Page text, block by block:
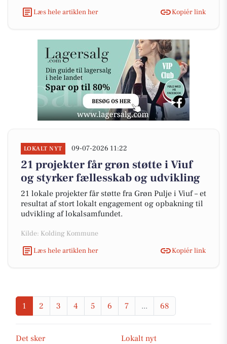
Læs hele artiklen her
Kopiér link
LOKALT NYT 09-07-2026 11:22
21 projekter får grøn støtte i Viuf
og styrker fællesskab og udvikling
21 lokale projekter får støtte fra Grøn Pulje i Viuf – et
resultat af stort lokalt engagement og opbakning til
udvikling af lokalsamfundet.
Kilde: Kolding Kommune
Læs hele artiklen her
Kopiér link
1 2 3 4 5 6 7 ... 68
Det sker
Lokalt nyt